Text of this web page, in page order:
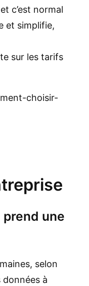
c’est normal
et simplifie,
sur les tarifs
choisir-
une
selon
données à